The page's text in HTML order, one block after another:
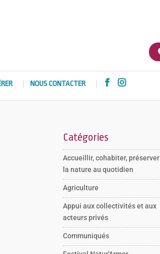
NOUS CONTACTER  
Catégories
Accueillir, cohabiter, préserver
la nature au quotidien
Agriculture
Appui aux collectivités et aux
acteurs privés
Communiqués